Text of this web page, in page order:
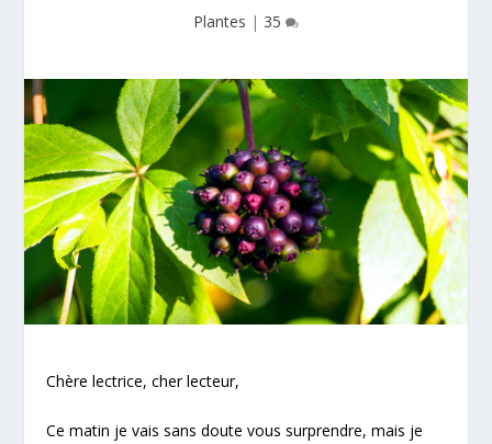
Plantes | 35
Chère lectrice, cher lecteur,
Ce matin je vais sans doute vous surprendre, mais je